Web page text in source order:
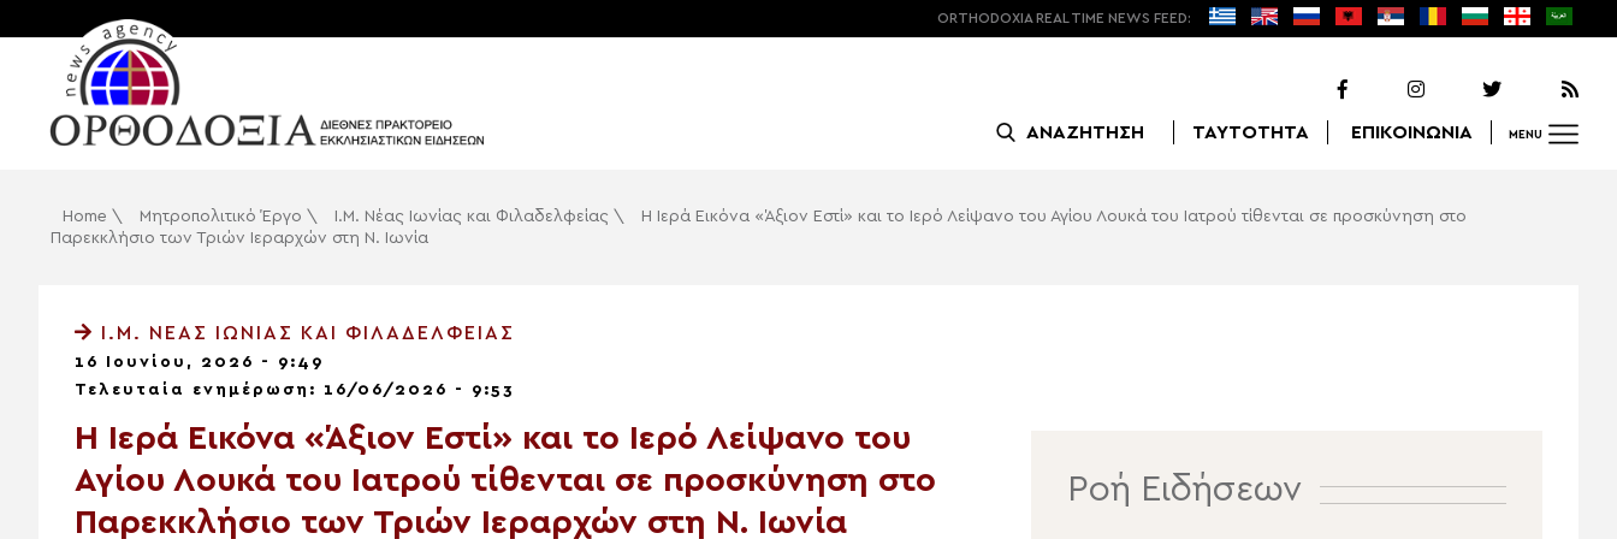
ORTHODOXIA REAL TIME NEWS FEED:
ΑΝΑΖΗΤΗΣΗ ΤΑΥΤΟΤΗΤΑ ΕΠΙΚΟΙΝΩΝΙΑ MENU
Αναζήτηση
Home \ Μητροπολιτικό Έργο \ Ι.Μ. Νέας Ιωνίας και Φιλαδελφείας \
Η Ιερά Εικόνα «Άξιον Εστί» και το Ιερό Λείψανο του Αγίου Λουκά του Ιατρού τίθενται σε προσκύνηση στο
Παρεκκλήσιο των Τριών Ιεραρχών στη Ν. Ιωνία
Ι.Μ. ΝΈΑΣ ΙΩΝΊΑΣ ΚΑΙ ΦΙΛΑΔΕΛΦΕΊΑΣ
16 Ιουνίου, 2026 - 9:49
Τελευταία ενημέρωση: 16/06/2026 - 9:53
Η Ιερά Εικόνα «Άξιον Εστί» και το Ιερό Λείψανο του
Αγίου Λουκά του Ιατρού τίθενται σε προσκύνηση στο
Παρεκκλήσιο των Τριών Ιεραρχών στη Ν. Ιωνία
Ροή Ειδήσεων